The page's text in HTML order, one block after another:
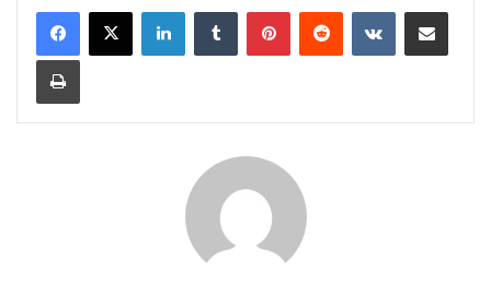
LinkedInTumblr PinterestReddit VKontakteShare via Email
Print